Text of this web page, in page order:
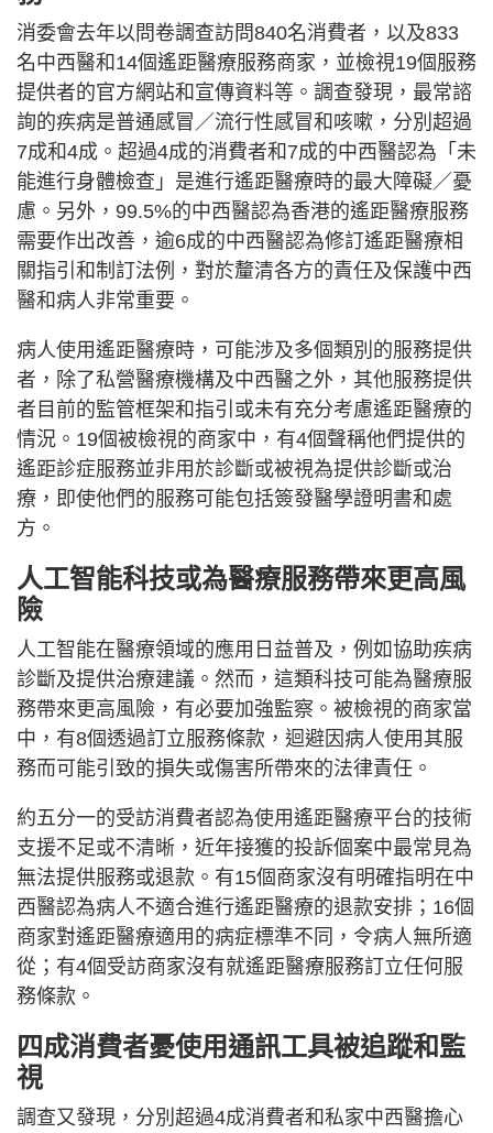
消委會去年以問卷調查訪問840名消費者，以及833
名中西醫和14個遙距醫療服務商家，並檢視19個服務
提供者的官方網站和宣傳資料等。調查發現，最常諮
詢的疾病是普通感冒／流行性感冒和咳嗽，分別超過
7成和4成。超過4成的消費者和7成的中西醫認為「未
能進行身體檢查」是進行遙距醫療時的最大障礙／憂
慮。另外，99.5%的中西醫認為香港的遙距醫療服務
需要作出改善，逾6成的中西醫認為修訂遙距醫療相
關指引和制訂法例，對於釐清各方的責任及保護中西
醫和病人非常重要。
病人使用遙距醫療時，可能涉及多個類別的服務提供
者，除了私營醫療機構及中西醫之外，其他服務提供
者目前的監管框架和指引或未有充分考慮遙距醫療的
情況。19個被檢視的商家中，有4個聲稱他們提供的
遙距診症服務並非用於診斷或被視為提供診斷或治
療，即使他們的服務可能包括簽發醫學證明書和處
方。
人工智能科技或為醫療服務帶來更高風
險
人工智能在醫療領域的應用日益普及，例如協助疾病
診斷及提供治療建議。然而，這類科技可能為醫療服
務帶來更高風險，有必要加強監察。被檢視的商家當
中，有8個透過訂立服務條款，迴避因病人使用其服
務而可能引致的損失或傷害所帶來的法律責任。
約五分一的受訪消費者認為使用遙距醫療平台的技術
支援不足或不清晰，近年接獲的投訴個案中最常見為
無法提供服務或退款。有15個商家沒有明確指明在中
西醫認為病人不適合進行遙距醫療的退款安排；16個
商家對遙距醫療適用的病症標準不同，令病人無所適
從；有4個受訪商家沒有就遙距醫療服務訂立任何服
務條款。
四成消費者憂使用通訊工具被追蹤和監
視
調查又發現，分別超過4成消費者和私家中西醫擔心